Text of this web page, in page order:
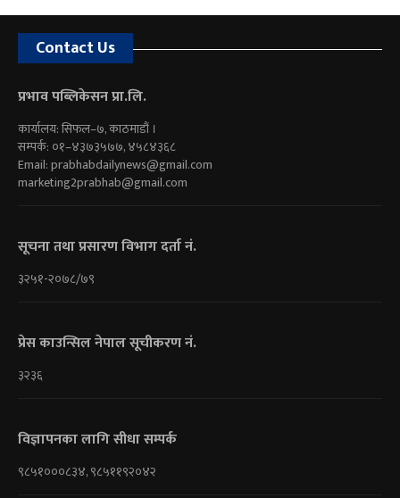
Contact Us
प्रभाव पब्लिकेसन प्रा.लि.
कार्यालय: सिफल–७, काठमाडौं ।
सम्पर्क: ०१–४३७३५७७, ४५८४३६८
Email:prabhabdailynews@gmail.com
marketing2prabhab@gmail.com
सूचना तथा प्रसारण विभाग दर्ता नं.
३२५१-२०७८/७९
प्रेस काउन्सिल नेपाल सूचीकरण नं.
३२३६
विज्ञापनका लागि सीधा सम्पर्क
९८५१०००८३४, ९८५११९२०४२